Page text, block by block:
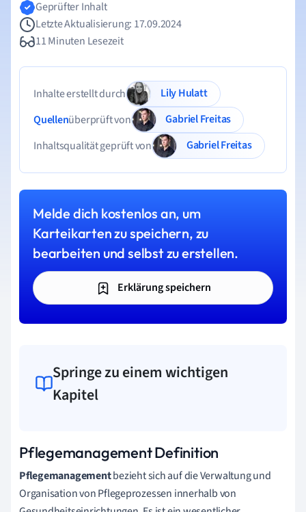
Geprüfter Inhalt
Letzte Aktualisierung: 17.09.2024
11 Minuten Lesezeit
Inhalte erstellt durch
Lily Hulatt
Quellenüberprüft von
Gabriel Freitas
Inhaltsqualität geprüft von
Gabriel Freitas
Melde dich kostenlos an, um
Karteikarten zu speichern, zu
bearbeiten und selbst zu erstellen.
Erklärung speichern
Springe zu einem wichtigen
Kapitel
Pflegemanagement Definition
Pflegemanagementbezieht sich auf die Verwaltung und
Organisation von Pflegeprozessen innerhalb von